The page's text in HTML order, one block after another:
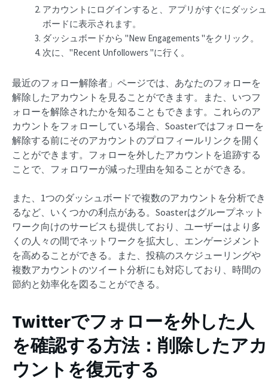
アカウントにログインすると、アプリがすぐにダッシュ
ボードに表示されます。
ダッシュボードから "New Engagements "をクリック。
次に、"Recent Unfollowers "に行く。
最近のフォロー解除者」ページでは、あなたのフォローを
解除したアカウントを見ることができます。また、いつフ
ォローを解除されたかを知ることもできます。これらのア
カウントをフォローしている場合、Soasterではフォローを
解除する前にそのアカウントのプロフィールリンクを開く
ことができます。フォローを外したアカウントを追跡する
ことで、フォロワーが減った理由を知ることができる。
また、1つのダッシュボードで複数のアカウントを分析でき
るなど、いくつかの利点がある。Soasterはグループネット
ワーク向けのサービスも提供しており、ユーザーはより多
くの人々の間でネットワークを拡大し、エンゲージメント
を高めることができる。また、投稿のスケジューリングや
複数アカウントのツイート分析にも対応しており、時間の
節約と効率化を図ることができる。
Twitterでフォローを外した人
を確認する方法：削除したアカ
ウントを復元する